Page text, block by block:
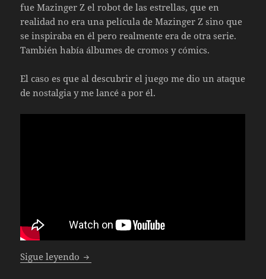
fue Mazinger Z el robot de las estrellas, que en
realidad no era una película de Mazinger Z sino que
se inspiraba en él pero realmente era de otra serie.
También había álbumes de cromos y cómics.
El caso es que al descubrir el juego me dio un ataque
de nostalgia y me lancé a por él.
Sigue leyendo Mazinger Z